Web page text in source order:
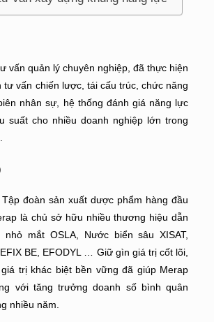
vấn quản lý chuyên nghiệp, đã thực hiện
tư vấn chiến lược, tái cấu trúc, chức năng
nhân sự, hệ thống đánh giá năng lực
suất cho nhiều doanh nghiệp lớn trong
đoàn sản xuất dược phẩm hàng đầu
là chủ sở hữu nhiều thương hiệu dẫn
mắt OSLA, Nước biển sâu XISAT,
BE, EFODYL … Giữ gìn giá trị cốt lõi,
trị khác biệt bền vững đã giúp Merap
với tăng trưởng doanh số bình quân
nhiều năm.